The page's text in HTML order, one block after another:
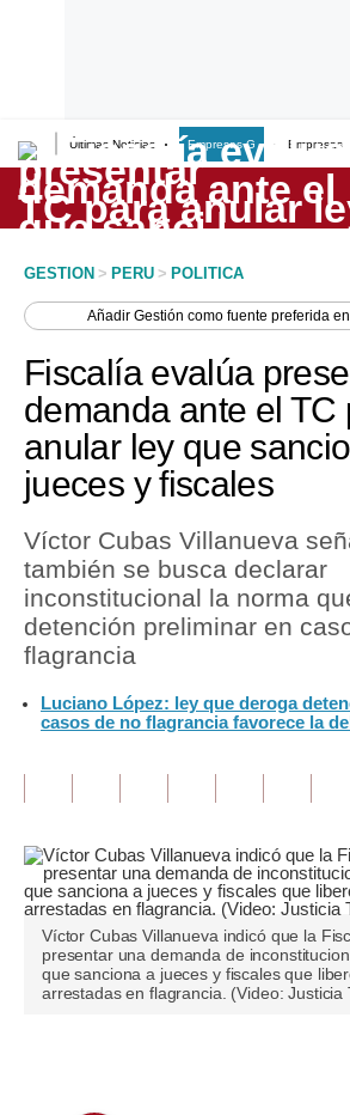
Últimas Noticias Empresas G Empresas
Lo último
Peru Quiosco
Economía
Mercados
Perú
Política
Tu Dinero
Finanzas Personales
Plus G
Opinión
Pregunta de hoy
Blogs
Tendencias
GESTION > PERU > POLITICA
AñadirGestión como fuente preferida en
Fiscalía evalúa
demanda ante el TC
anular ley que
jueces y fiscales
Víctor Cubas Villanueva
también se busca declarar
inconstitucional la norma
detención preliminar en
flagrancia
Luciano López: ley que deroga
casos de no flagrancia favorece la
Víctor Cubas Villanueva indicó que la
presentar una demanda de
que sanciona a jueces y fiscales que
arrestadas en flagrancia. (Video: Justicia